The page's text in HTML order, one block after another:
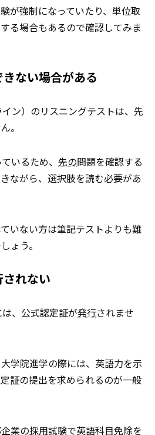
が強制になっていたり、単位取
る場合もあるので確認してみま
ない場合がある
ン）のリスニングテストは、先
。
いるため、 先の問題を確認する
ながら、選択肢を読む必要があ
いない方は筆記テストよりも難
ょう。
れない
、公式認定証が発行されませ
学院進学の際には、英語力を示
証の提出を求められるのが一般
業の採用試験で英語科目免除を